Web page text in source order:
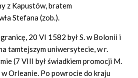
z Kapustów, bratem
Stefana (zob.).
20 VI 1582 był S. w Bolonii i
tamtejszym uniwersytecie, w r.
(7 VIII był świadkiem promocji M.
w Orleanie. Po powrocie do kraju